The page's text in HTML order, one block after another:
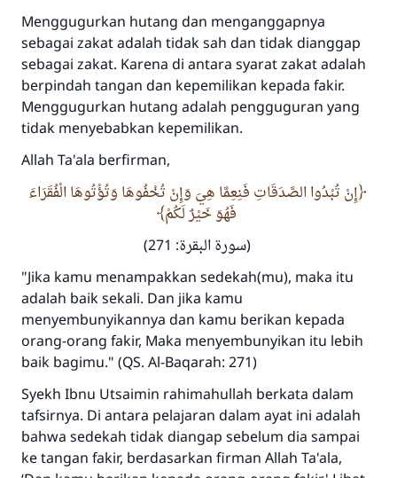
Menggugurkan hutang dan menganggapnya
sebagai zakat adalah tidak sah dan tidak dianggap
sebagai zakat. Karena di antara syarat zakat adalah
berpindah tangan dan kepemilikan kepada fakir.
Menggugurkan hutang adalah pengguguran yang
tidak menyebabkan kepemilikan.
Allah Ta'ala berfirman,
إِنْ تُبْدُوا الصَّدَقَاتِ فَنِعِمَّا هِيَ وَإِنْ تُخْفُوهَا وَتُؤْتُوهَا الْفُقَرَاءَ
فَهُوَ خَيْرٌ لَكُمْ
(سورة البقرة: 271)
"Jika kamu menampakkan sedekah(mu), maka itu
adalah baik sekali. Dan jika kamu
menyembunyikannya dan kamu berikan kepada
orang-orang fakir, Maka menyembunyikan itu lebih
baik bagimu." (QS. Al-Baqarah: 271)
Syekh Ibnu Utsaimin rahimahullah berkata dalam
tafsirnya. Di antara pelajaran dalam ayat ini adalah
bahwa sedekah tidak diangap sebelum dia sampai
ke tangan fakir, berdasarkan firman Allah Ta'ala,